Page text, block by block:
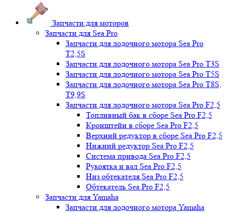
Запчасти для моторов
Запчасти для Sea Pro
Запчасти для лодочного мотора Sea Pro
Т2,5S
Запчасти для лодочного мотора Sea Pro Т3S
Запчасти для лодочного мотора Sea Pro Т5S
Запчасти для лодочного мотора Sea Pro Т8S,
T9,9S
Запчасти для лодочного мотора Sea Pro F2,5
Топливный бак в сборе Sea Pro F2,5
Кронштейн в сборе Sea Pro F2,5
Верхний редуктор в сборе Sea Pro F2,5
Нижний редуктор Sea Pro F2,5
Система привода Sea Pro F2,5
Рукоятка и вал Sea Pro F2,5
Низ обтекателя Sea Pro F2,5
Обтекатель Sea Pro F2,5
Запчасти для Yamaha
Запчасти для лодочного мотора Yamaha